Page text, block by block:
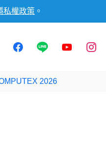
私權政策 。
2026